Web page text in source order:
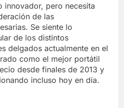
binoculares de visión
nocturna y reuniones de
secuestrados
La Inteligencia Artificial
deepfake de Samsung
fabrica un clip de
movimiento desde una
sola foto
7 Años Atrás
innovador, pero necesita
de las
Se siente lo
de los distintos
delgados actualmente en el
como el mejor portátil
desde finales de 2013 y
incluso hoy en día.